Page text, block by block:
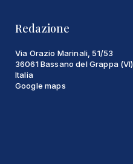
Redazione
Via Orazio Marinali, 51/53
36061 Bassano del Grappa (VI)
Italia
Google maps